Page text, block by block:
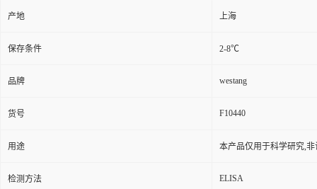
产地 上海
保存条件 2-8℃
品牌 westang
货号 F10440
用途 本产品仅用于科学研究,
检测方法 ELISA